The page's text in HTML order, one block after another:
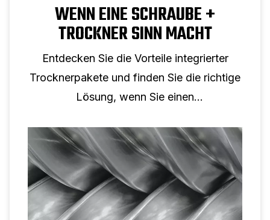
WENN EINE SCHRAUBE +
TROCKNER SINN MACHT
Entdecken Sie die Vorteile integrierter
Trocknerpakete und finden Sie die richtige
Lösung, wenn Sie einen
kombinieren.